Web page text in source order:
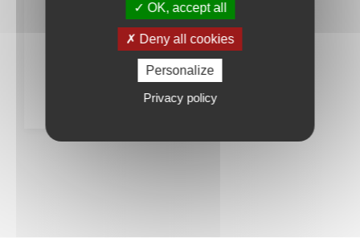
OK, accept all
Deny all cookies
Personalize
Privacy policy